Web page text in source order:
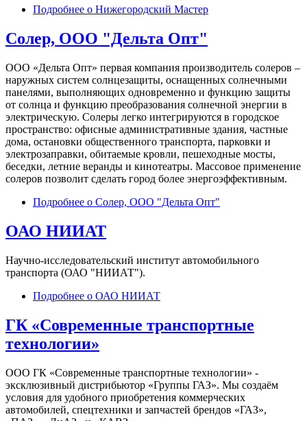
Подробнее о Нижегородский Мастер
Солер, ООО "Дельта Опт"
ООО «Дельта Опт» первая компания производитель солеров –
наружных систем солнцезащиты, оснащенных солнечными
панелями, выполняющих одновременно и функцию защиты
от солнца и функцию преобразования солнечной энергии в
электрическую. Солеры легко интегрируются в городское
пространство: офисные административные здания, частные
дома, остановки общественного транспорта, парковки и
электрозаправки, обитаемые кровли, пешеходные мосты,
беседки, летние веранды и кинотеатры. Массовое применение
солеров позволит сделать город более энергоэффективным.
Подробнее о Солер, ООО "Дельта Опт"
ОАО НИИАТ
Научно-исследовательский институт автомобильного
транспорта (ОАО "НИИАТ").
Подробнее о ОАО НИИАТ
ГК «Современные транспортные
технологии»
ООО ГК «Современные транспортные технологии» -
эксклюзивный дистрибьютор «Группы ГАЗ». Мы создаём
условия для удобного приобретения коммерческих
автомобилей, спецтехники и запчастей брендов «ГАЗ»,